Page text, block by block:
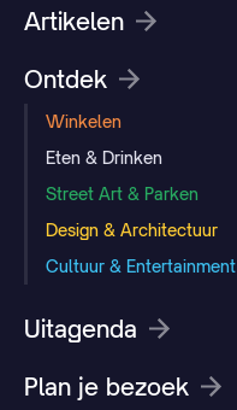
Artikelen
Ontdek
Winkelen
Eten & Drinken
Street Art & Parken
Design & Architectuur
Cultuur & Entertainment
Uitagenda
Plan je bezoek